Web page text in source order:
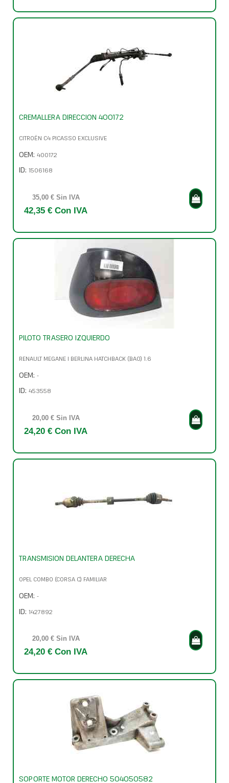
CREMALLERA DIRECCION 400172
CITROËN C4 PICASSO EXCLUSIVE
OEM: 400172
ID: 1506168
35,00 € Sin IVA
42,35 € Con IVA
PILOTO TRASERO IZQUIERDO
RENAULT MEGANE I BERLINA HATCHBACK (BA0) 1.6
OEM: -
ID: 453558
20,00 € Sin IVA
24,20 € Con IVA
TRANSMISION DELANTERA DERECHA
OPEL COMBO (CORSA C) FAMILIAR
OEM: -
ID: 1427892
20,00 € Sin IVA
24,20 € Con IVA
SOPORTE MOTOR DERECHO 504050582